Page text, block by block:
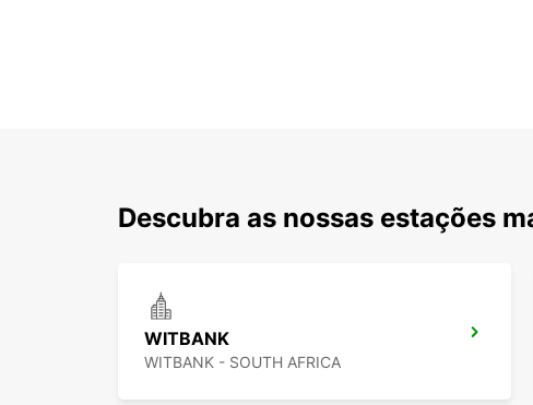
Descubra as nossas estações
WITBANK
WITBANK - SOUTH AFRICA